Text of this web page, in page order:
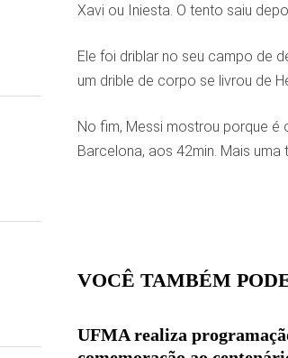
Xavi ou Iniesta. O tento saiu
Ele foi driblar no seu campo de
um drible de corpo se livrou de
No fim, Messi mostrou porque é
Barcelona, aos 42min. Mais
VOCÊ TAMBÉM
UFMA realiza